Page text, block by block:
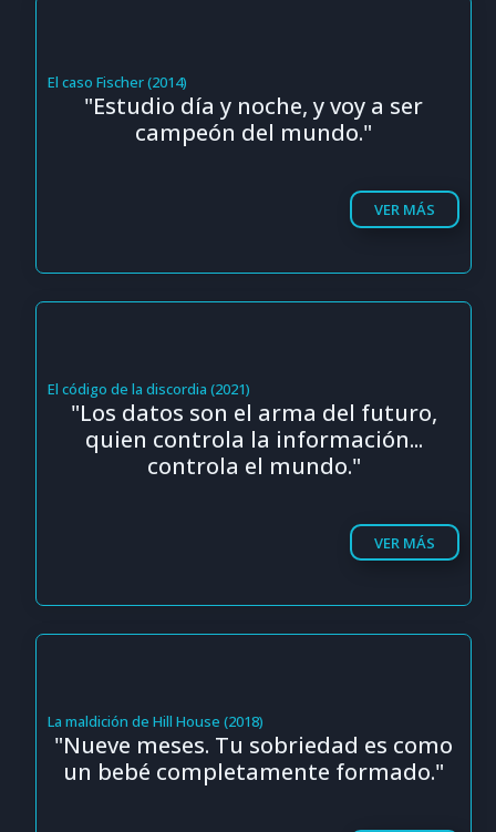
El caso Fischer (2014)
"Estudio día y noche, y voy a ser
campeón del mundo."
VER MÁS
El código de la discordia (2021)
"Los datos son el arma del futuro,
quien controla la información...
controla el mundo."
VER MÁS
La maldición de Hill House (2018)
"Nueve meses. Tu sobriedad es como
un bebé completamente formado."